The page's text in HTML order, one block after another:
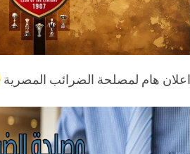
اعلان هام لمصلحة الضرائب المصرية